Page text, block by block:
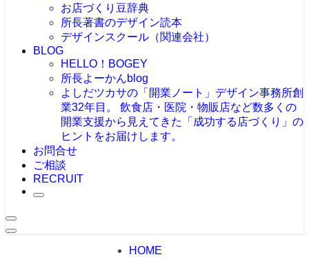
お店づくり豆辞典
所長著書のデザイン読本
デザインスクール（関連会社）
BLOG
HELLO！BOGEY
所長よーかんblog
よしだツカサの「開業ノート」 デザイン事務所創
業32年目。 飲食店・医院・物販店など数多くの
開業支援から見えてきた「成功する店づくり」の
ヒントをお届けします。
お問合せ
ご相談
RECRUIT
HOME